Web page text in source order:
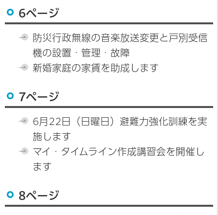
6ページ
防災行政無線の音楽放送変更と戸別受信
機の設置・管理・故障
新婚家庭の家賃を助成します
7ページ
6月22日（日曜日）避難力強化訓練を実
施します
マイ・タイムライン作成講習会を開催し
ます
8ページ